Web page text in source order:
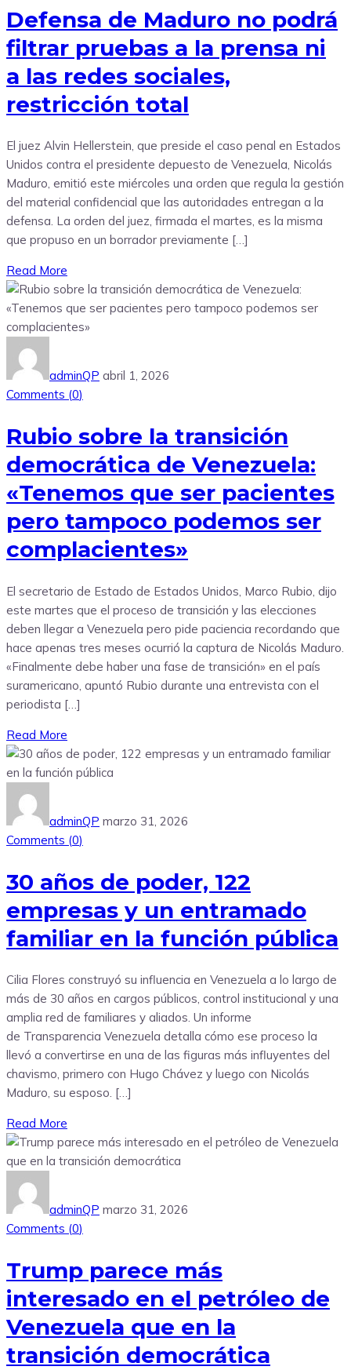
Defensa de Maduro no podrá
filtrar pruebas a la prensa ni
a las redes sociales,
restricción total
El juez Alvin Hellerstein, que preside el caso penal en Estados
Unidos contra el presidente depuesto de Venezuela, Nicolás
Maduro, emitió este miércoles una orden que regula la gestión
del material confidencial que las autoridades entregan a la
defensa. La orden del juez, firmada el martes, es la misma
que propuso en un borrador previamente […]
Read More
adminQP abril 1, 2026
Comments (0)
Rubio sobre la transición
democrática de Venezuela:
«Tenemos que ser pacientes
pero tampoco podemos ser
complacientes»
El secretario de Estado de Estados Unidos, Marco Rubio, dijo
este martes que el proceso de transición y las elecciones
deben llegar a Venezuela pero pide paciencia recordando que
hace apenas tres meses ocurrió la captura de Nicolás Maduro.
«Finalmente debe haber una fase de transición» en el país
suramericano, apuntó Rubio durante una entrevista con el
periodista […]
Read More
adminQP marzo 31, 2026
Comments (0)
30 años de poder, 122
empresas y un entramado
familiar en la función pública
Cilia Flores construyó su influencia en Venezuela a lo largo de
más de 30 años en cargos públicos, control institucional y una
amplia red de familiares y aliados. Un informe
de Transparencia Venezuela detalla cómo ese proceso la
llevó a convertirse en una de las figuras más influyentes del
chavismo, primero con Hugo Chávez y luego con Nicolás
Maduro, su esposo. […]
Read More
adminQP marzo 31, 2026
Comments (0)
Trump parece más
interesado en el petróleo de
Venezuela que en la
transición democrática